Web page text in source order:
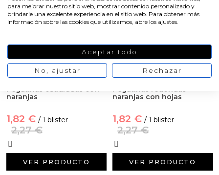
-20%
Pegatinas cuadradas con
naranjas
1,82 € / 1 blister
2,27 €
VER PRODUCTO
-20%
Pegatinas redondas
naranjas con hojas
1,82 € / 1 blister
2,27 €
VER PRODUCTO
para mejorar nuestro sitio web, mostrar contenido personalizado y
brindarle una excelente experiencia en el sitio web. Para obtener más
información sobre las cookies que utilizamos, abre los ajustes.
Aceptar todo
No, ajustar Rechazar